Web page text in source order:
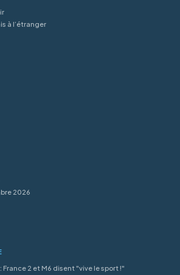
à l’étranger
2026
2 et M6 disent "vive le sport !"